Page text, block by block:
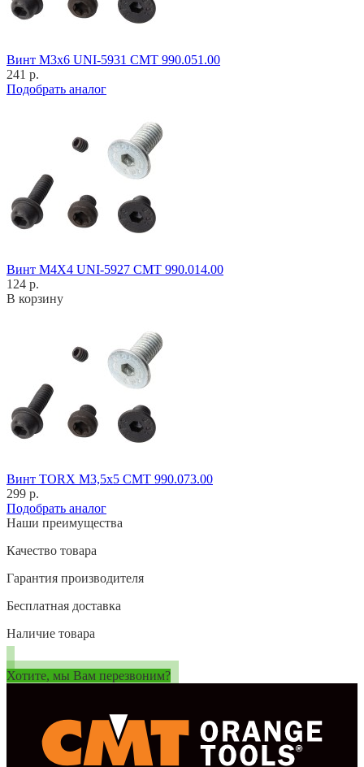
Винт M3x6 UNI-5931 CMT 990.051.00
241 р.
Подобрать аналог
Винт M4X4 UNI-5927 CMT 990.014.00
124 р.
В корзину
Винт TORX M3,5x5 CMT 990.073.00
299 р.
Подобрать аналог
Наши преимущества
Качество товара
Гарантия производителя
Бесплатная доставка
Наличие товара
Хотите, мы Вам перезвоним?